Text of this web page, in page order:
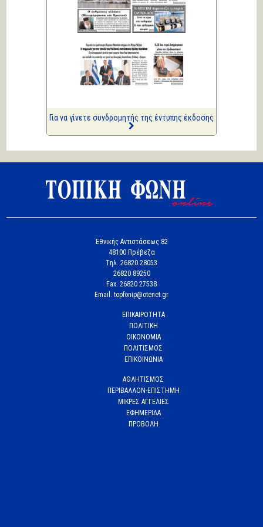
Κική Ζέρβα
Πολιτικά και άλλα
ΑΡΙΩΝ
Ιστορίες Καθημερινής
Τρέλας
συλλήψεις...
Για να γίνετε συνδρομητής της έντυπης έκδοσης
Εθνικής Αντιστάσεως 82
48100 Πρέβεζα
Tηλ. 26820 28053
26820 89250
Fax. 26820 27538
Email. topfonip@otenet.gr
ΕΠΙΚΑΙΡΟΤΗΤΑ
ΠΟΛΙΤΙΚΗ
ΟΙΚΟΝΟΜΙΑ
ΠΟΛΙΤΙΣΜΟΣ
ΕΠΙΚΟΙΝΩΝΙΑ
ΑΘΛΗΤΙΣΜΟΣ
ΠΕΡΙΒΑΛΛΟΝ-ΕΠΙΣΤΗΜΗ
ΜΙΚΡΕΣ ΑΓΓΕΛΙΕΣ
ΕΦΗΜΕΡΙΔΑ
ΠΡΟΒΟΛΗ